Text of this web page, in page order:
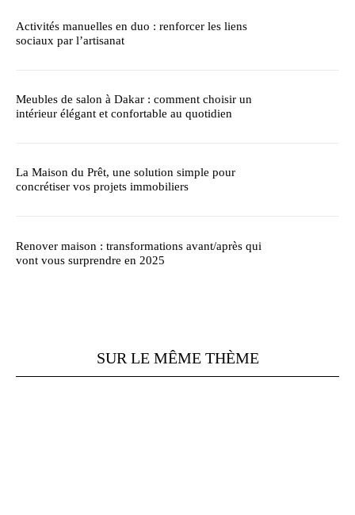
Activités manuelles en duo : renforcer les liens
sociaux par l’artisanat
Meubles de salon à Dakar : comment choisir un
intérieur élégant et confortable au quotidien
La Maison du Prêt, une solution simple pour
concrétiser vos projets immobiliers
Renover maison : transformations avant/après qui
vont vous surprendre en 2025
SUR LE MÊME THÈME